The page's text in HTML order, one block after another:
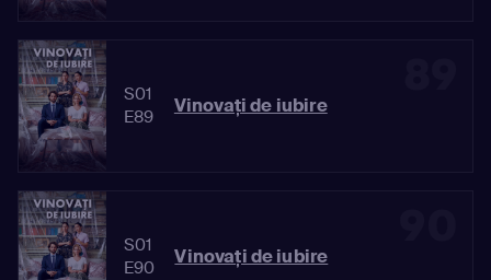
S01
E89
Vinovaţi de iubire
S01
E90
Vinovaţi de iubire